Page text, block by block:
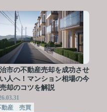
市の不動産売却を成功させ
人へ！マンション相場の今
却のコツを解説
動産 売買